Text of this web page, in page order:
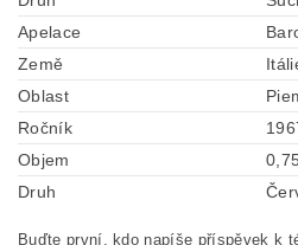
Apelace
Země
Oblast
Ročník
Objem
Druh
Buďte první, kdo napíše příspěvek k